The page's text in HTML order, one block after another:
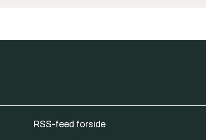
RSS-feed forside